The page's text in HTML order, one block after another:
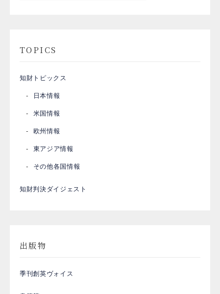
TOPICS
知財トピックス
日本情報
米国情報
欧州情報
東アジア情報
その他各国情報
知財判決ダイジェスト
出版物
季刊創英ヴォイス